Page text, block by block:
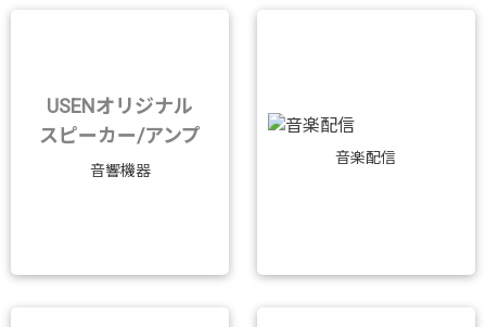
USENオリジナル
スピーカー/アンプ
音響機器
音楽配信